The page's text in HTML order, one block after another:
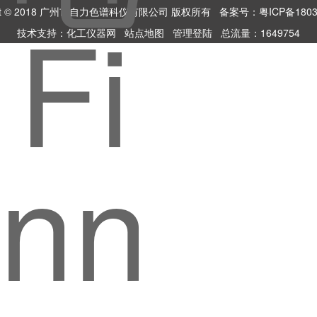
© 2018 广州市自力色谱科仪有限公司 版权所有 备案号：粤ICP备
技术支持： 化工仪器网 站点地图 管理登陆 总流量：1649754